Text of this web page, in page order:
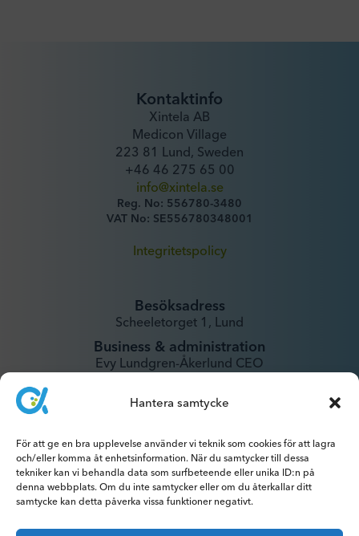
Hantera samtycke
För att ge en bra upplevelse använder vi teknik som cookies för att lagra
och/eller komma åt enhetsinformation. När du samtycker till dessa
tekniker kan vi behandla data som surfbeteende eller unika ID:n på
denna webbplats. Om du inte samtycker eller om du återkallar ditt
samtycke kan detta påverka vissa funktioner negativt.
Kontaktinfo
Xintela AB
Medicon Village
223 81 Lund, Sweden
+46 46 275 65 00
info@xintela.se
Reg. No: 556780-3480
VAT No: SE556780348001
Integritetspolicy
Besöksadress
Scheeletorget 1, Lund
Business & administration
Evy Lundgren-Åkerlund CEO
ir@xintela.se